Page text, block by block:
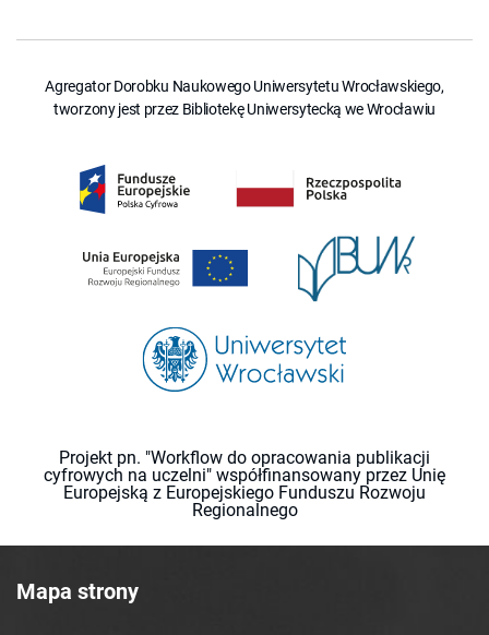
Agregator Dorobku Naukowego Uniwersytetu Wrocławskiego,
tworzony jest przez Bibliotekę Uniwersytecką we Wrocławiu
Projekt pn. "Workflow do opracowania publikacji
cyfrowych na uczelni" współfinansowany przez Unię
Europejską z Europejskiego Funduszu Rozwoju
Regionalnego
Mapa strony